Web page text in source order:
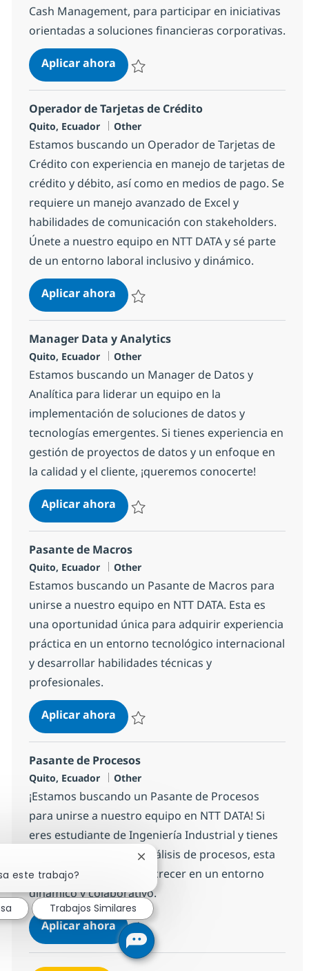
Cash Management, para participar en iniciativas
orientadas a soluciones financieras corporativas.
Aplicar ahoraConsultor Corporate Banking
Operador de Tarjetas de Crédito
Ubicación
Quito, Ecuador Categoría
Other
Estamos buscando un Operador de Tarjetas de
Crédito con experiencia en manejo de tarjetas de
crédito y débito, así como en medios de pago. Se
requiere un manejo avanzado de Excel y
habilidades de comunicación con stakeholders.
Únete a nuestro equipo en NTT DATA y sé parte
de un entorno laboral inclusivo y dinámico.
Aplicar ahoraOperador de Tarjetas de Crédito
Manager Data y Analytics
Ubicación
Quito, Ecuador Categoría
Other
Estamos buscando un Manager de Datos y
Analítica para liderar un equipo en la
implementación de soluciones de datos y
tecnologías emergentes. Si tienes experiencia en
gestión de proyectos de datos y un enfoque en
la calidad y el cliente, ¡queremos conocerte!
Aplicar ahoraManager Data y Analytics
Pasante de Macros
Ubicación
Quito, Ecuador Categoría
Other
Estamos buscando un Pasante de Macros para
unirse a nuestro equipo en NTT DATA. Esta es
una oportunidad única para adquirir experiencia
práctica en un entorno tecnológico internacional
y desarrollar habilidades técnicas y
profesionales.
Aplicar ahoraPasante de Macros
Pasante de Procesos
Ubicación
Quito, Ecuador Categoría
Other
¡Estamos buscando un Pasante de Procesos
para unirse a nuestro equipo en NTT DATA! Si
eres estudiante de Ingeniería Industrial y tienes
interés en el diseño y análisis de procesos, esta
es tu oportunidad para crecer en un entorno
dinámico y colaborativo.
Aplicar ahoraPasante de Procesos
Salvar Pasante de Procesos
este trabajo?
Cerrar notificación de chatbot
Trabajos Similares